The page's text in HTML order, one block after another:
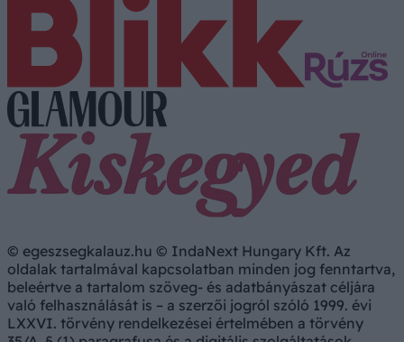
© egeszsegkalauz.hu © IndaNext Hungary Kft. Az
oldalak tartalmával kapcsolatban minden jog fenntartva,
beleértve a tartalom szöveg- és adatbányászat céljára
való felhasználását is – a szerzői jogról szóló 1999. évi
LXXVI. törvény rendelkezései értelmében a törvény